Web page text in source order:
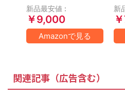
新品最安値 :
￥9,000
Amazonで見る
新
関連記事（広告含む）